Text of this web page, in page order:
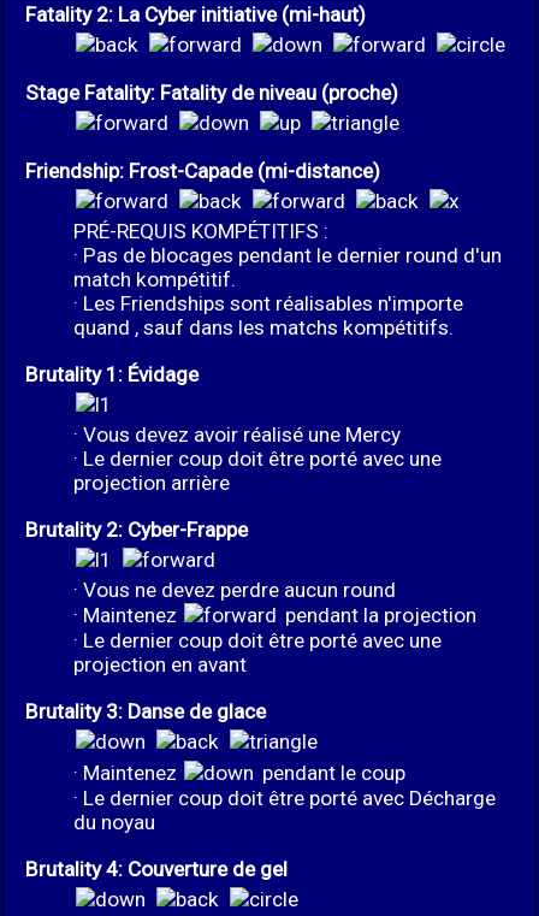
Fatality 2: La Cyber initiative (mi-haut)
Stage Fatality: Fatality de niveau (proche)
Friendship: Frost-Capade (mi-distance)
PRÉ-REQUIS KOMPÉTITIFS :
· Pas de blocages pendant le dernier round d'un
match kompétitif.
· Les Friendships sont réalisables n'importe
quand , sauf dans les matchs kompétitifs.
Brutality 1: Évidage
· Vous devez avoir réalisé une Mercy
· Le dernier coup doit être porté avec une
projection arrière
Brutality 2: Cyber-Frappe
· Vous ne devez perdre aucun round
· Maintenez
pendant la projection
· Le dernier coup doit être porté avec une
projection en avant
Brutality 3: Danse de glace
· Maintenez
pendant le coup
· Le dernier coup doit être porté avec Décharge
du noyau
Brutality 4: Couverture de gel